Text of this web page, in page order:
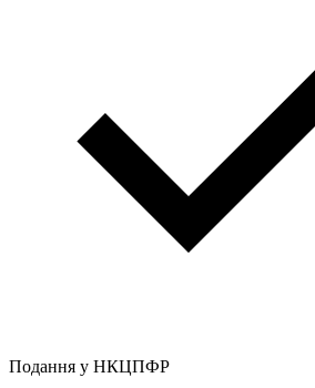
Подання у НКЦПФР